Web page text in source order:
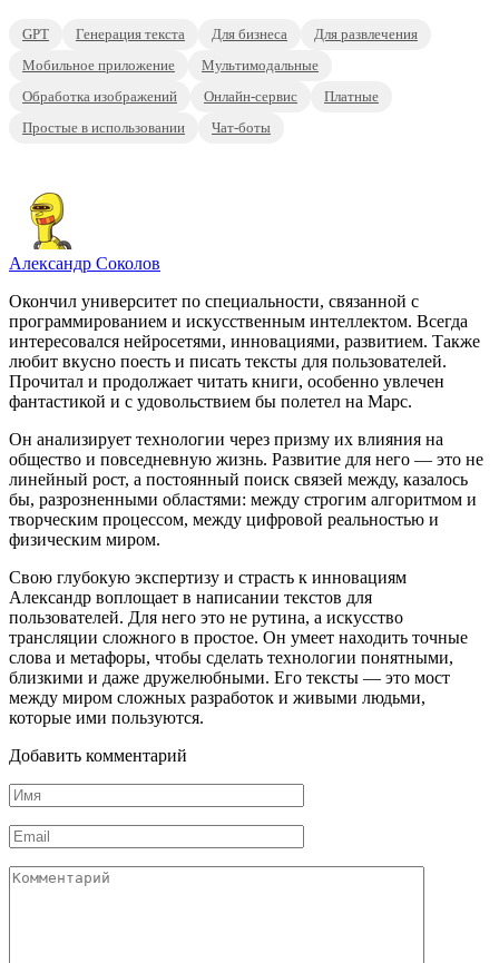
GPT Генерация текста Для бизнеса
Для развлечения
Мобильное приложение
Мультимодальные
Обработка изображений
Онлайн-сервис
Платные
Простые в использовании
Чат-боты
Александр Соколов
Окончил университет по специальности, связанной с
программированием и искусственным интеллектом. Всегда
интересовался нейросетями, инновациями, развитием. Также
любит вкусно поесть и писать тексты для пользователей.
Прочитал и продолжает читать книги, особенно увлечен
фантастикой и с удовольствием бы полетел на Марс.
Он анализирует технологии через призму их влияния на
общество и повседневную жизнь. Развитие для него — это не
линейный рост, а постоянный поиск связей между, казалось
бы, разрозненными областями: между строгим алгоритмом и
творческим процессом, между цифровой реальностью и
физическим миром.
Свою глубокую экспертизу и страсть к инновациям
Александр воплощает в написании текстов для
пользователей. Для него это не рутина, а искусство
трансляции сложного в простое. Он умеет находить точные
слова и метафоры, чтобы сделать технологии понятными,
близкими и даже дружелюбными. Его тексты — это мост
между миром сложных разработок и живыми людьми,
которые ими пользуются.
Добавить комментарий
Имя
*
Email
*
Комментарий